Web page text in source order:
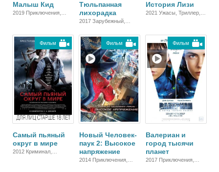
Малыш Кид
2019 Приключения,
Тюльпанная
лихорадка
2017 Зарубежный,
История Лизи
2021 Ужасы, Триллер,
Фильм
Самый пьяный
округ в мире
2012 Криминал,
Фильм
Новый Человек-
паук 2: Высокое
напряжение
2014 Приключения,
Фильм
Валериан и
город тысячи
планет
2017 Приключения,